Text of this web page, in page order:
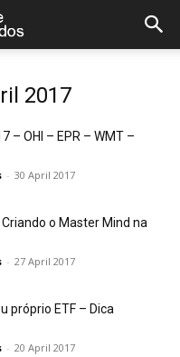
2017
– OHI – EPR – WMT –
- 30 April 2017
o Master Mind na
- 27 April 2017
próprio ETF – Dica
- 20 April 2017